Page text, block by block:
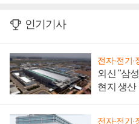
인기기사
전자·전기·
외신 "삼
현지 생산
전자·전기·